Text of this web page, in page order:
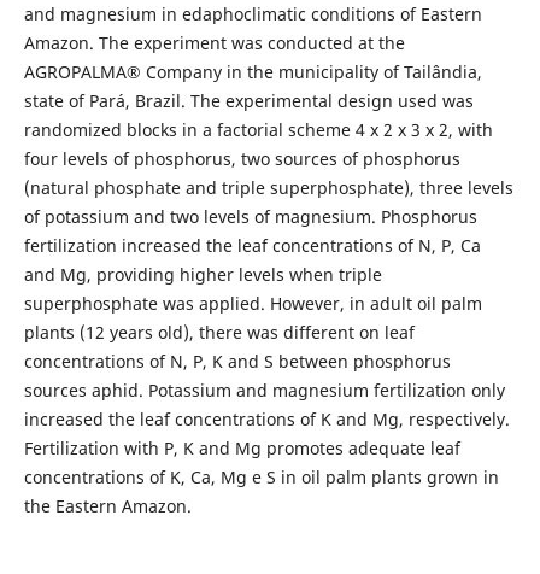
and magnesium in edaphoclimatic conditions of Eastern
Amazon. The experiment was conducted at the
AGROPALMA® Company in the municipality of Tailândia,
state of Pará, Brazil. The experimental design used was
randomized blocks in a factorial scheme 4 x 2 x 3 x 2, with
four levels of phosphorus, two sources of phosphorus
(natural phosphate and triple superphosphate), three levels
of potassium and two levels of magnesium. Phosphorus
fertilization increased the leaf concentrations of N, P, Ca
and Mg, providing higher levels when triple
superphosphate was applied. However, in adult oil palm
plants (12 years old), there was different on leaf
concentrations of N, P, K and S between phosphorus
sources aphid. Potassium and magnesium fertilization only
increased the leaf concentrations of K and Mg, respectively.
Fertilization with P, K and Mg promotes adequate leaf
concentrations of K, Ca, Mg e S in oil palm plants grown in
the Eastern Amazon.